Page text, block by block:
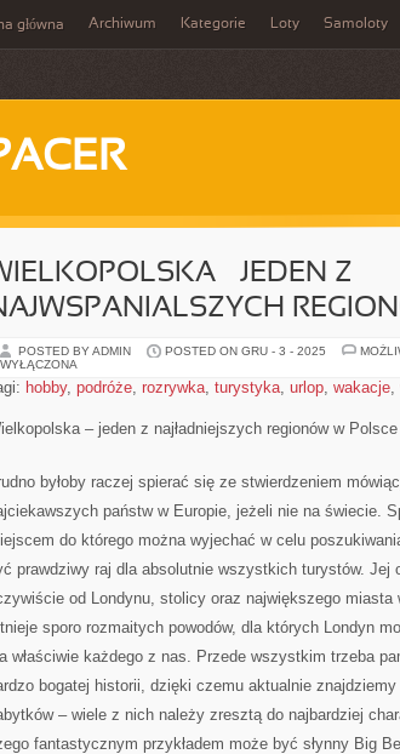
główna Archiwum Kategorie Loty Samoloty
– JEDEN Z
POSTED BY ADMIN POSTED ON GRU - 3 - 2025
WYŁĄCZONA
hobby, podróże, rozrywka, turystyka, urlop, wakacje,
– jeden z najładniejszych regionów w Polsce
byłoby raczej spierać się ze stwierdzeniem
państw w Europie, jeżeli nie na świecie.
do którego można wyjechać w celu
prawdziwy raj dla absolutnie wszystkich turystów. Jej
od Londynu, stolicy oraz największego miasta
sporo rozmaitych powodów, dla których Londyn
właściwie każdego z nas. Przede wszystkim trzeba
bogatej historii, dzięki czemu aktualnie
– wiele z nich należy zresztą do najbardziej
fantastycznym przykładem może być słynny Big